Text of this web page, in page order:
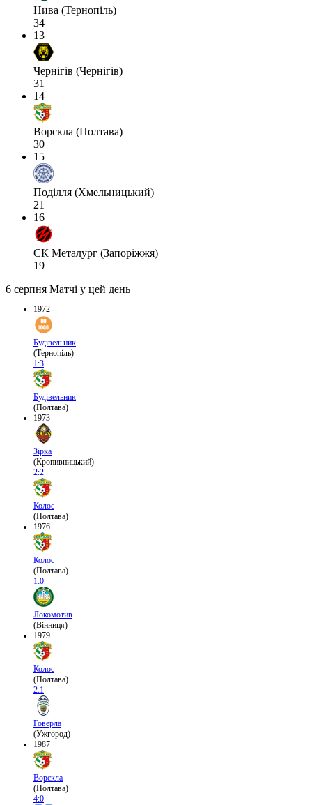
Нива (Тернопіль)
34
13
Чернігів (Чернігів)
31
14
Ворскла (Полтава)
30
15
Поділля (Хмельницький)
21
16
СК Металург (Запоріжжя)
19
6 серпня Матчі у цей день
1972
Будівельник
(Тернопіль)
1:3
Будівельник
(Полтава)
1973
Зірка
(Кропивницький)
2:2
Колос
(Полтава)
1976
Колос
(Полтава)
1:0
Локомотив
(Вінниця)
1979
Колос
(Полтава)
2:1
Говерла
(Ужгород)
1987
Ворскла
(Полтава)
4:0